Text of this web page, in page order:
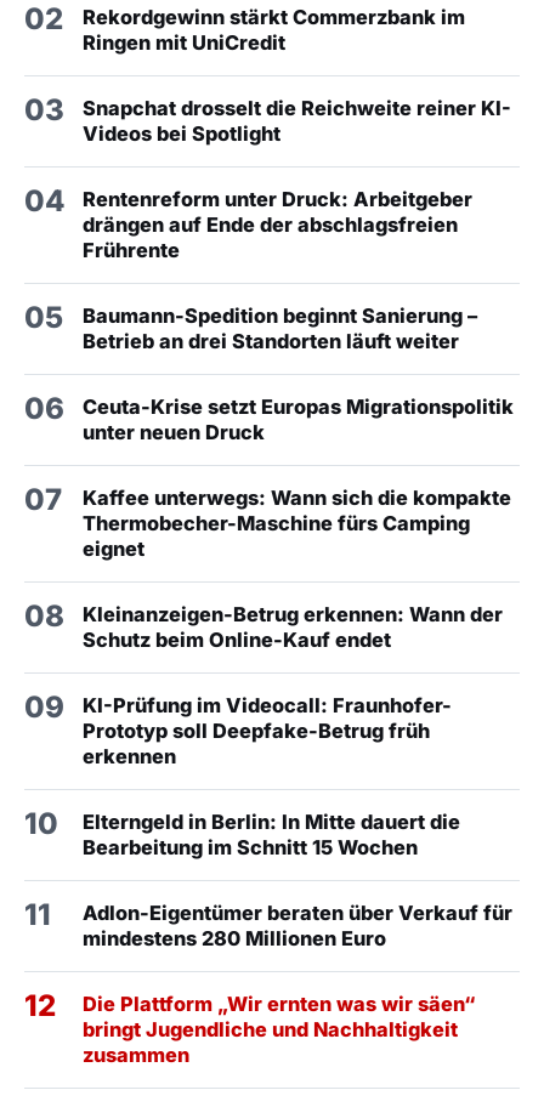
02
Rekordgewinn stärkt Commerzbank im
Ringen mit UniCredit
03
Snapchat drosselt die Reichweite reiner KI-
Videos bei Spotlight
04
Rentenreform unter Druck: Arbeitgeber
drängen auf Ende der abschlagsfreien
Frührente
05
Baumann-Spedition beginnt Sanierung –
Betrieb an drei Standorten läuft weiter
06
Ceuta-Krise setzt Europas Migrationspolitik
unter neuen Druck
07
Kaffee unterwegs: Wann sich die kompakte
Thermobecher-Maschine fürs Camping
eignet
08
Kleinanzeigen-Betrug erkennen: Wann der
Schutz beim Online-Kauf endet
09
KI-Prüfung im Videocall: Fraunhofer-
Prototyp soll Deepfake-Betrug früh
erkennen
10
Elterngeld in Berlin: In Mitte dauert die
Bearbeitung im Schnitt 15 Wochen
11
Adlon-Eigentümer beraten über Verkauf für
mindestens 280 Millionen Euro
12
Die Plattform „Wir ernten was wir säen“
bringt Jugendliche und Nachhaltigkeit
zusammen